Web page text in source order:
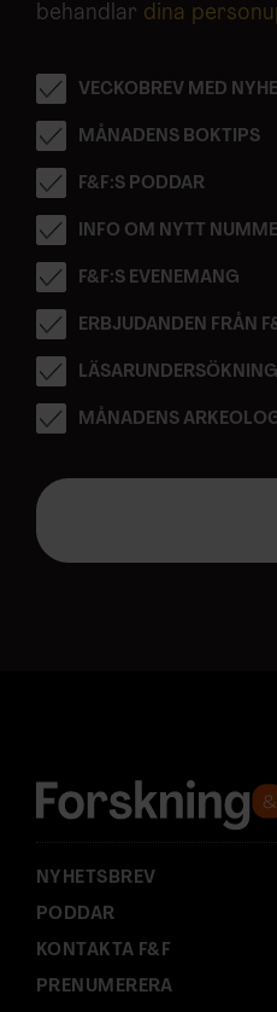
behandlar dina
VECKOBREV MED
MÅNADENS BOKTIPS
F&F:S PODDAR
INFO OM NYTT
F&F:S EVENEMANG
ERBJUDANDEN FRÅN
MÅNADENS
E
p
s
:
NYHETSBREV
PODDAR
KONTAKTA F&F
PRENUMERERA